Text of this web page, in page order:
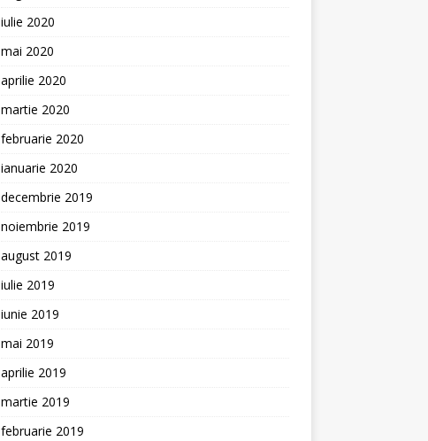
iulie 2020
mai 2020
aprilie 2020
martie 2020
februarie 2020
ianuarie 2020
decembrie 2019
noiembrie 2019
august 2019
iulie 2019
iunie 2019
mai 2019
aprilie 2019
martie 2019
februarie 2019